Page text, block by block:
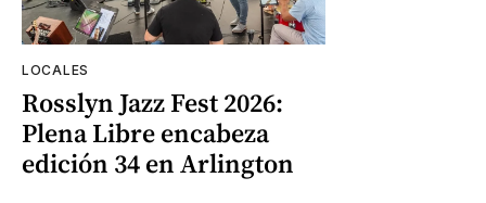
LOCALES
Rosslyn Jazz Fest 2026:
Plena Libre encabeza
edición 34 en Arlington